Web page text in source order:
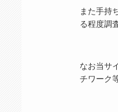
また手持
る程度調
なお当サ
チワーク